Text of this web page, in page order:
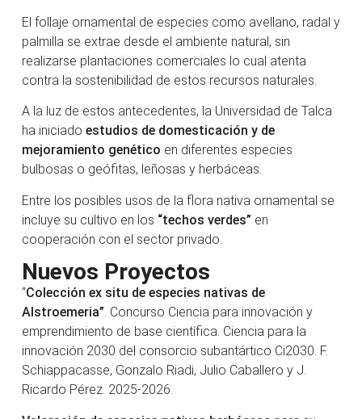
El follaje ornamental de especies como avellano, radal y
palmilla se extrae desde el ambiente natural, sin
realizarse plantaciones comerciales lo cual atenta
contra la sostenibilidad de estos recursos naturales.
A la luz de estos antecedentes, la Universidad de Talca
ha iniciado estudios de domesticación y de
mejoramiento genético en diferentes especies
bulbosas o geófitas, leñosas y herbáceas.
Entre los posibles usos de la flora nativa ornamental se
incluye su cultivo en los “techos verdes” en
cooperación con el sector privado.
Nuevos Proyectos
“Colección ex situ de especies nativas de
Alstroemeria”. Concurso Ciencia para innovación y
emprendimiento de base científica. Ciencia para la
innovación 2030 del consorcio subantártico Ci2030. F.
Schiappacasse, Gonzalo Riadi, Julio Caballero y J.
Ricardo Pérez. 2025-2026.